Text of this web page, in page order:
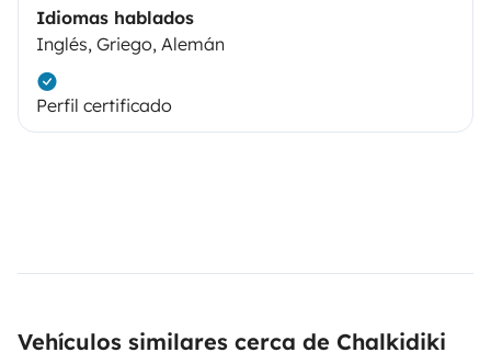
Idiomas hablados
Inglés, Griego, Alemán
Perfil certificado
Vehículos similares cerca de Chalkidiki